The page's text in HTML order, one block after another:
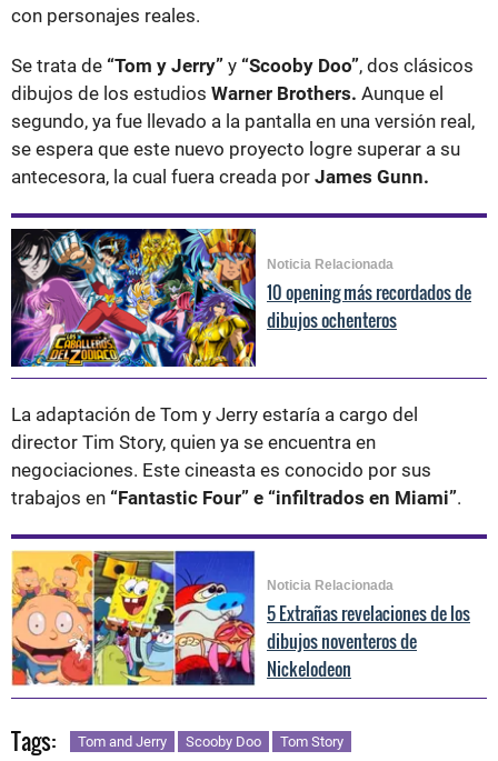
con personajes reales.
Se trata de “Tom y Jerry” y “Scooby Doo”, dos clásicos
dibujos de los estudios Warner Brothers. Aunque el
segundo, ya fue llevado a la pantalla en una versión real,
se espera que este nuevo proyecto logre superar a su
antecesora, la cual fuera creada por James Gunn.
Noticia Relacionada
10 opening más recordados de
dibujos ochenteros
La adaptación de Tom y Jerry estaría a cargo del
director Tim Story, quien ya se encuentra en
negociaciones. Este cineasta es conocido por sus
trabajos en “Fantastic Four” e “infiltrados en Miami”.
Noticia Relacionada
5 Extrañas revelaciones de los
dibujos noventeros de
Nickelodeon
Tags: Tom and Jerry Scooby Doo Tom Story